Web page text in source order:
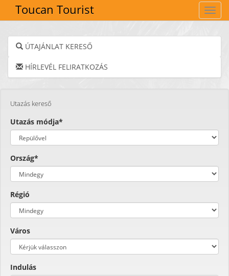
Toucan Tourist
ÚTAJÁNLAT KERESŐ
HÍRLEVÉL FELIRATKOZÁS
Utazás kereső
Utazás módja*
Ország*
Régió
Város
Indulás